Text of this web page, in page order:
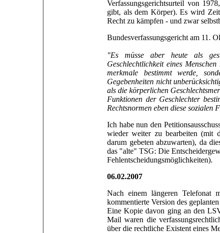
Verfassungsgerichtsurteil von
gibt, als dem Körper). Es wird
Recht zu kämpfen - und zwar
Bundesverfassungsgericht am 11.
"Es müsse aber heute als
Geschlechtlichkeit eines
merkmale bestimmt werde,
Gegebenheiten nicht
als die körperlichen
Funktionen der Geschlechter
Rechtsnormen eben diese sozialen
Ich habe nun den
wieder weiter zu bearbeiten (mit
darum gebeten abzuwarten), da
das "alte" TSG: Die
Fehlentscheidungsmöglichkeiten).
06.02.2007
Nach einem längeren Telefonat
kommentierte Version des
Eine Kopie davon ging an den
Mail waren die
über die rechtliche Existent eines